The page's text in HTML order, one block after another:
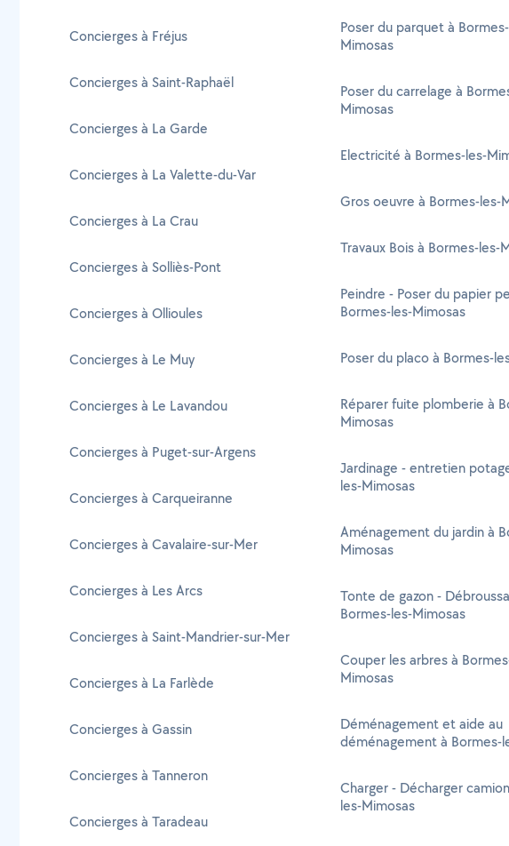
Concierges à Fréjus
Concierges à Saint-Raphaël
Concierges à La Garde
Concierges à La Valette-du-Var
Concierges à La Crau
Concierges à Solliès-Pont
Concierges à Ollioules
Concierges à Le Muy
Concierges à Le Lavandou
Concierges à Puget-sur-Argens
Concierges à Carqueiranne
Concierges à Cavalaire-sur-Mer
Concierges à Les Arcs
Concierges à Saint-Mandrier-sur-Mer
Concierges à La Farlède
Concierges à Gassin
Concierges à Tanneron
Concierges à Taradeau
Poser du parquet à
Mimosas
Poser du carrelage à
Mimosas
Electricité à Bormes-les-
Gros oeuvre à Bormes-les-
Travaux Bois à Bormes-les-
Peindre - Poser du papier
Bormes-les-Mimosas
Poser du placo à Bormes-
Réparer fuite plomberie à
Mimosas
Jardinage - entretien
les-Mimosas
Aménagement du jardin à
Mimosas
Tonte de gazon -
Bormes-les-Mimosas
Couper les arbres à
Mimosas
Déménagement et aide au
déménagement à Bormes-
Charger - Décharger
les-Mimosas